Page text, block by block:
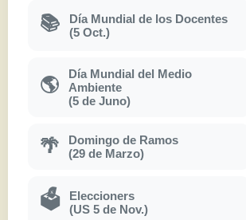
📚
Día Mundial de los Docentes
(5 Oct.)
🌎
Día Mundial del Medio
Ambiente
(5 de Juno)
🌴
Domingo de Ramos
(29 de Marzo)
🗳
Eleccioners
(US 5 de Nov.)